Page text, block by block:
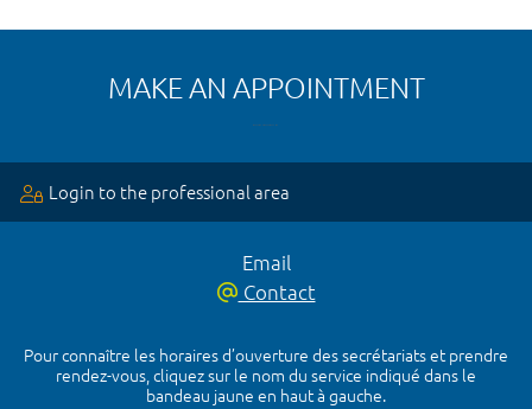
MAKE AN APPOINTMENT
Login to the professional area
Email
Contact
Pour connaître les horaires d’ouverture des secrétariats et prendre
rendez-vous, cliquez sur le nom du service indiqué dans le
bandeau jaune en haut à gauche.